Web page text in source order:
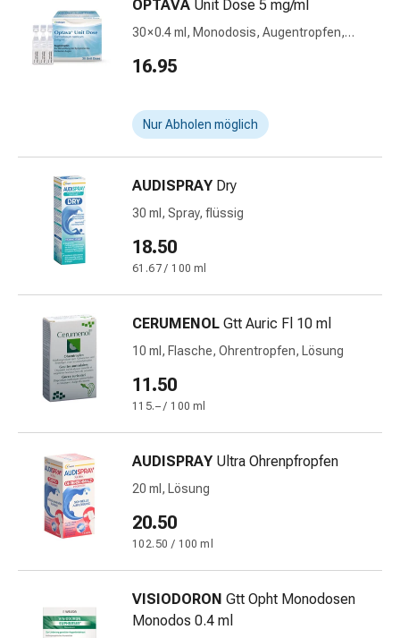
Elastische
Wundbinden
Fingerverbände
Gazen
Kompressionsbinden
Pflaster
Pflasterbinden,
Zubehör
Schlauch-
Verbandsmaterial
Verbrennungen
Sonnenbrand
Verbandwechsel-
Sets
Wundauflagen
Wundsprays
Wundverschlussstreifen
Ziehsalbe
Tupfer
OPTAVA Unit Dose 5 mg/ml
30 × 0.4 ml, Monodosis, Augentropfen,
16.95
Nur Abholen möglich
AUDISPRAY Dry
30 ml, Spray, flüssig
18.50
61.67 / 100 ml
CERUMENOL Gtt Auric Fl 10 ml
10 ml, Flasche, Ohrentropfen, Lösung
11.50
115.– / 100 ml
AUDISPRAY Ultra Ohrenpfropfen
20 ml, Lösung
20.50
102.50 / 100 ml
VISIODORON Gtt Opht Monodosen
Monodos 0.4 ml